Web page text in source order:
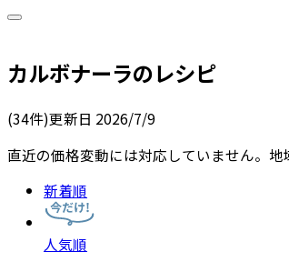
カルボナーラのレシピ
(34件)更新日 2026/7/9
直近の価格変動には対応していません。地
新着順
人気順